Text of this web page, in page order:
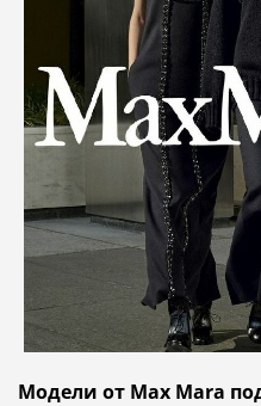
Модели от Max Mara